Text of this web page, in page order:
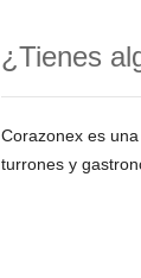
¿Tienes
Corazonex es
turrones y